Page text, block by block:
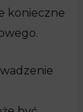
konieczne